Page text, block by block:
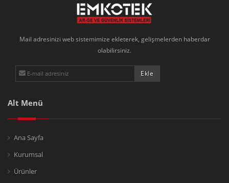
Mail adresinizi web sistemimize ekleterek, gelişmelerden haberdar
olabilirsiniz.
Alt Menü
Ana Sayfa
Kurumsal
Ürünler